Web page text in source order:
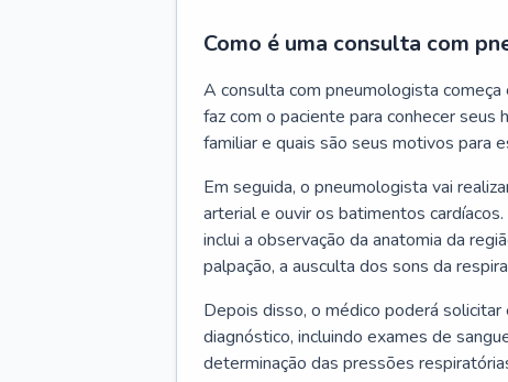
Como é uma consulta com
A consulta com pneumologista
faz com o paciente para conhecer
familiar e quais são seus motivos para
Em seguida, o pneumologista vai
arterial e ouvir os batimentos
inclui a observação da anatomia da
palpação, a ausculta dos sons da
Depois disso, o médico poderá
diagnóstico, incluindo exames de
determinação das pressões